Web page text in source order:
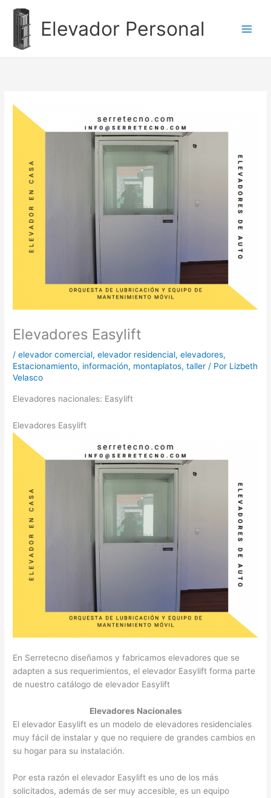
contenido
Elevador Personal
Elevadores Easylift
/elevador comercial,elevador residencial,elevadores,
Estacionamiento, información, montaplatos,taller / Por Lizbeth
Velasco
Elevadores nacionales: Easylift
Elevadores Easylift
En Serretecno diseñamos y fabricamos elevadores que se
adapten a sus requerimientos, el elevador Easylift forma parte
de nuestro catálogo de elevador Easylift
Elevadores Nacionales
El elevador Easylift es un modelo de elevadores residenciales
muy fácil de instalar y que no requiere de grandes cambios en
su hogar para su instalación.
Por esta razón el elevador Easylift es uno de los más
solicitados, además de ser muy accesible, es un equipo